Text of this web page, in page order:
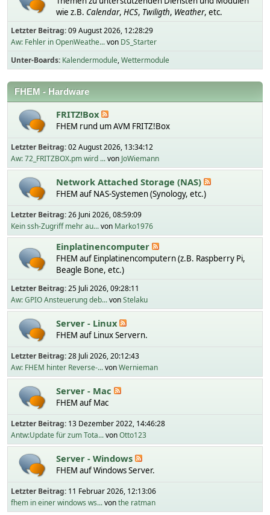
wie z.B. Calendar, HCS, Twiligth, Weather, etc.
Letzter Beitrag:09 August 2026, 12:28:29
Aw: Fehler in OpenWeathe...von DS_Starter
Unter-Boards Kalendermodule Wettermodule
FHEM - Hardware
FRITZ!Box
FHEM rund um AVM FRITZ!Box
Letzter Beitrag:02 August 2026, 13:34:12
Aw: 72_FRITZBOX.pm wird ...von JoWiemann
Network Attached Storage (NAS)
FHEM auf NAS-Systemen (Synology, etc.)
Letzter Beitrag:26 Juni 2026, 08:59:09
Kein ssh-Zugriff mehr au...von Marko1976
Einplatinencomputer
FHEM auf Einplatinencomputern (z.B. Raspberry Pi,
Beagle Bone, etc.)
Letzter Beitrag:25 Juli 2026, 09:28:11
Aw: GPIO Ansteuerung deb...vonStelaku
Server - Linux
FHEM auf Linux Servern.
Letzter Beitrag:28 Juli 2026, 20:12:43
Aw: FHEM hinter Reverse-...vonWernieman
Server - Mac
FHEM auf Mac
Letzter Beitrag: 13 Dezember 2022, 14:46:28
Antw:Update für zum Tota...vonOtto123
Server - Windows
FHEM auf Windows Server.
Letzter Beitrag: 11 Februar 2026, 12:13:06
fhem in einer windows ws...vonthe ratman